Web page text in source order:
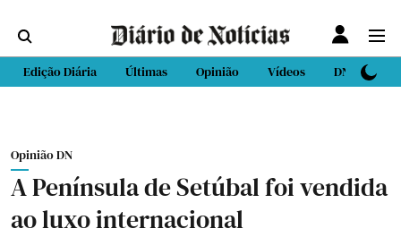
Edição Diária Últimas Opinião Vídeos DN Sport
Opinião DN
A Península de Setúbal foi vendida
ao luxo internacional